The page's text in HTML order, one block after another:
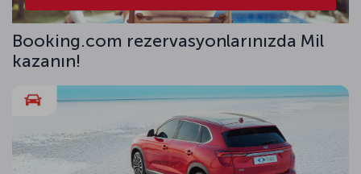
Booking.com rezervasyonlarınızda Mil
kazanın!